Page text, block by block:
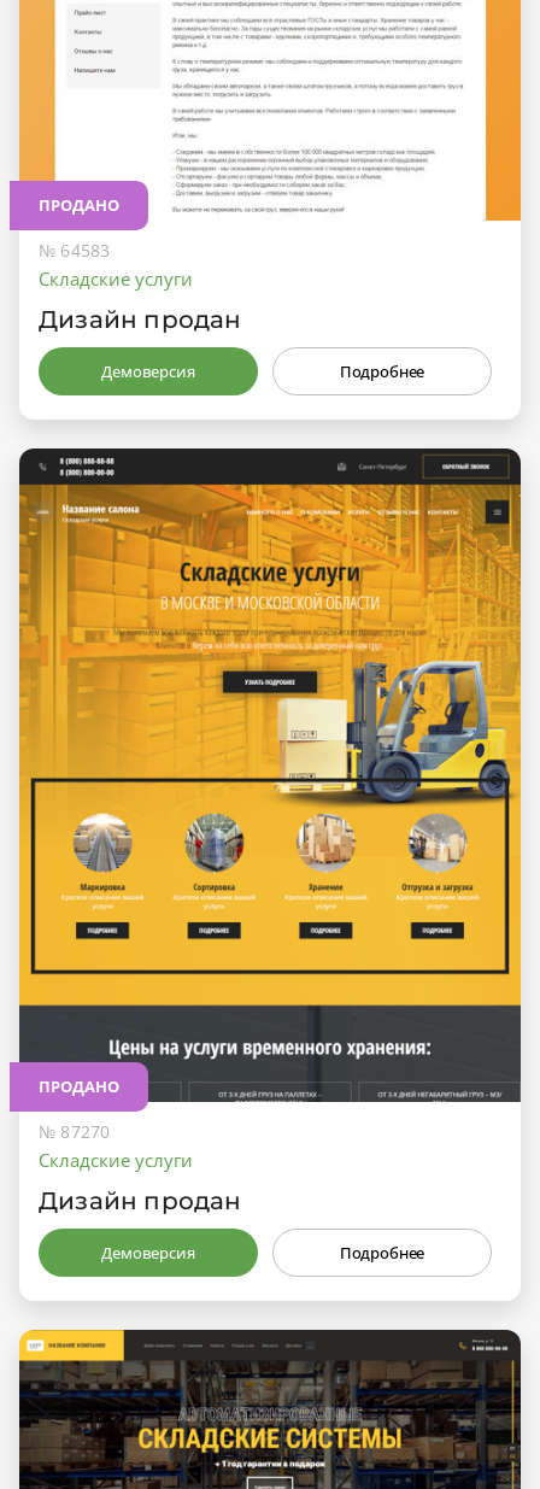
ПРОДАНО
№ 64583
Складские услуги
Дизайн продан
Демоверсия Подробнее
ПРОДАНО
№ 87270
Складские услуги
Дизайн продан
Демоверсия Подробнее